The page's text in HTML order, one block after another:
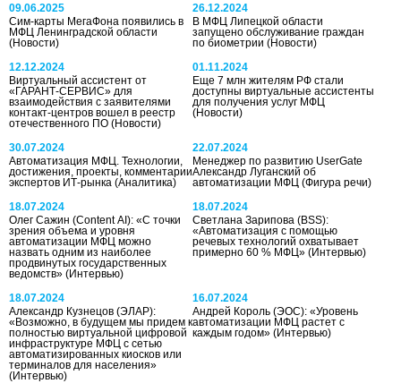
09.06.2025
Сим-карты МегаФона появились в
МФЦ Ленинградской области
(Новости)
26.12.2024
В МФЦ Липецкой области
запущено обслуживание граждан
по биометрии(Новости)
12.12.2024
Виртуальный ассистент от
«ГАРАНТ-СЕРВИС» для
взаимодействия с заявителями
контакт-центров вошел в реестр
отечественного ПО (Новости)
01.11.2024
Еще 7 млн жителям РФ стали
доступны виртуальные ассистенты
для получения услуг МФЦ
(Новости)
30.07.2024
Автоматизация МФЦ. Технологии,
достижения, проекты, комментарии
экспертов ИТ-рынка (Аналитика)
22.07.2024
Менеджер по развитию UserGate
Александр Луганский об
автоматизации МФЦ(Фигура речи)
18.07.2024
Олег Сажин (Content AI): «С точки
зрения объема и уровня
автоматизации МФЦ можно
назвать одним из наиболее
продвинутых государственных
ведомств» (Интервью)
18.07.2024
Светлана Зарипова (BSS):
«Автоматизация с помощью
речевых технологий охватывает
примерно 60 % МФЦ»(Интервью)
18.07.2024
Александр Кузнецов (ЭЛАР):
«Возможно, в будущем мы придем к
полностью виртуальной цифровой
инфраструктуре МФЦ с сетью
автоматизированных киосков или
терминалов для населения»
(Интервью)
16.07.2024
Андрей Король (ЭОС): «Уровень
автоматизации МФЦ растет с
каждым годом»(Интервью)